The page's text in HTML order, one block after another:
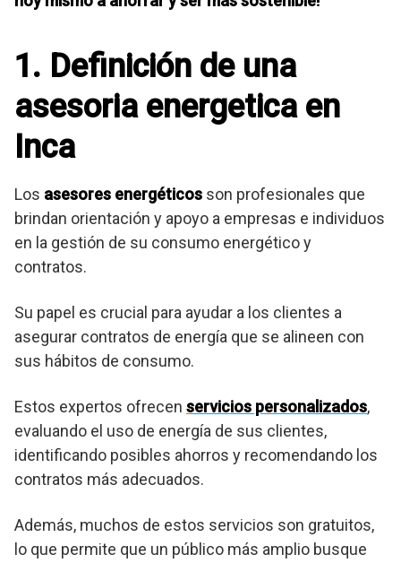
1. Definición de una
asesoria energetica en
Inca
Los asesores energéticos son profesionales que
brindan orientación y apoyo a empresas e individuos
en la gestión de su consumo energético y
contratos.
Su papel es crucial para ayudar a los clientes a
asegurar contratos de energía que se alineen con
sus hábitos de consumo.
Estos expertos ofrecen servicios personalizados,
evaluando el uso de energía de sus clientes,
identificando posibles ahorros y recomendando los
contratos más adecuados.
Además, muchos de estos servicios son gratuitos,
lo que permite que un público más amplio busque